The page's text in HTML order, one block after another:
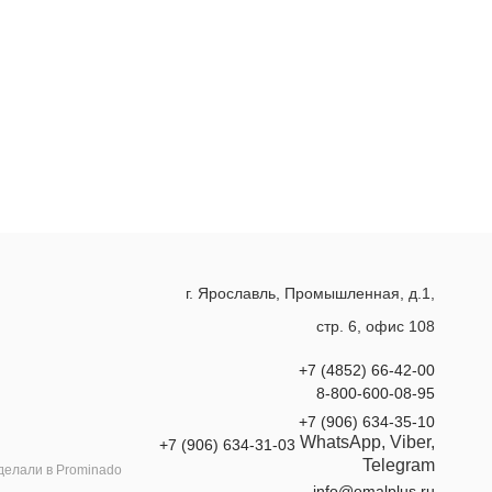
г. Ярославль, Промышленная, д.1,
стр. 6, офис 108
+7 (4852) 66-42-00
8-800-600-08-95
+7 (906) 634-35-10
+7 (906) 634-31-03 WhatsApp, Viber,
Telegram
в Prominado